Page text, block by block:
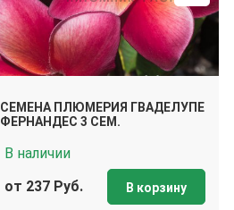
СЕМЕНА ПЛЮМЕРИЯ ГВАДЕЛУПЕ
ФЕРНАНДЕС 3 СЕМ.
В наличии
от 237 Руб.
В корзину